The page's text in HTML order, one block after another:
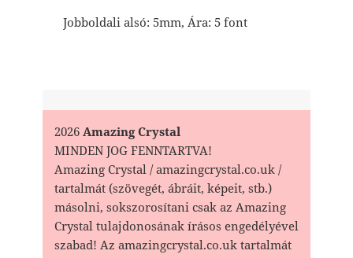
Jobboldali alsó: 5mm, Ára: 5 font
2026Amazing Crystal
MINDEN JOG FENNTARTVA!
Amazing Crystal / amazingcrystal.co.uk /
tartalmát (szövegét, ábráit, képeit, stb.)
másolni, sokszorosítani csak az Amazing
Crystal tulajdonosának írásos engedélyével
szabad! Az amazingcrystal.co.uk tartalmát